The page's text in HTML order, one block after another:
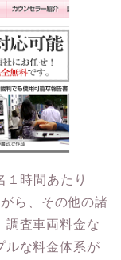
１時間あたり
ら、その他の諸
調査車両料金な
ルな料金体系が